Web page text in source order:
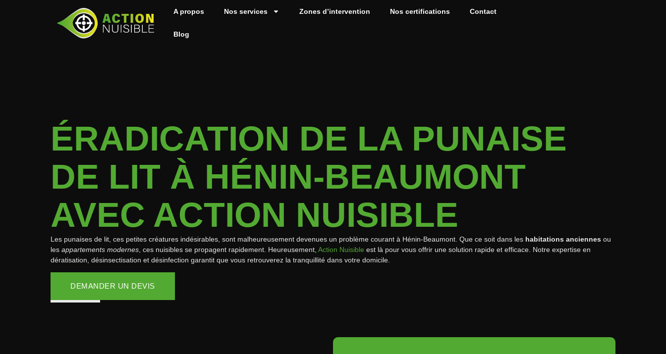
A propos Nos services Zones d’intervention Nos certifications Contact
Blog
ÉRADICATION DE LA PUNAISE
DE LIT À HÉNIN-BEAUMONT
AVEC ACTION NUISIBLE
Les punaises de lit, ces petites créatures indésirables, sont malheureusement devenues un problème courant à Hénin-Beaumont. Que ce soit dans les habitations anciennes ou
les appartements modernes , ces nuisibles se propagent rapidement. Heureusement, Action Nuisible est là pour vous offrir une solution rapide et efficace. Notre expertise en
dératisation, désinsectisation et désinfection garantit que vous retrouverez la tranquillité dans votre domicile.
DEMANDER UN DEVIS